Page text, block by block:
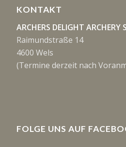
KONTAKT
ARCHERS DELIGHT ARCHERY
Raimundstraße 14
4600 Wels
(Termine derzeit nach
FOLGE UNS AUF